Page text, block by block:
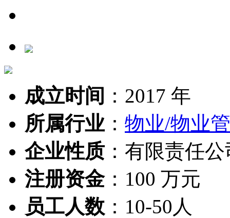
成立时间 ： 2017 年
所属行业： 物业/物业
企业性质： 有限责任公
注册资金： 100 万元
员工人数 ： 10-50人